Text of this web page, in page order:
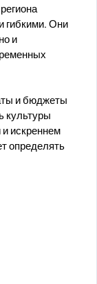
гибкими. Они
и
и бюджеты
культуры
искреннем
определять